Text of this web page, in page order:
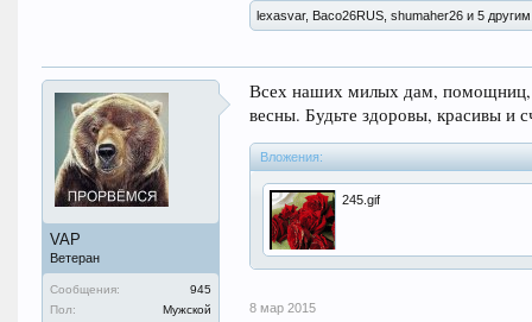
lexasvar, Васо26RUS, shumaher26 и 5 другим
VAP
Ветеран
Сообщения:
945
Пол:
Мужской
Всех наших милых дам,
весны. Будьте здоровы, красивы и
Вложения:
245.gif
8 мар 2015